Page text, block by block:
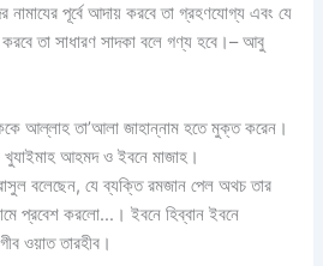
নামাযের পূর্বে আদায় করবে তা গ্রহণযোগ্য এবং যে
তা সাধারণ সাদকা বলে গণ্য হবে।– আবু
আল্লাহ তা’আলা জাহান্নাম হতে মুক্ত করেন।
আহমদ ও ইবনে মাজাহ।
বলেছেন, যে ব্যক্তি রমজান পেল অথচ তার
প্রবেশ করলো…। ইবনে হিব্বান ইবনে
ওয়াত তারহীব।